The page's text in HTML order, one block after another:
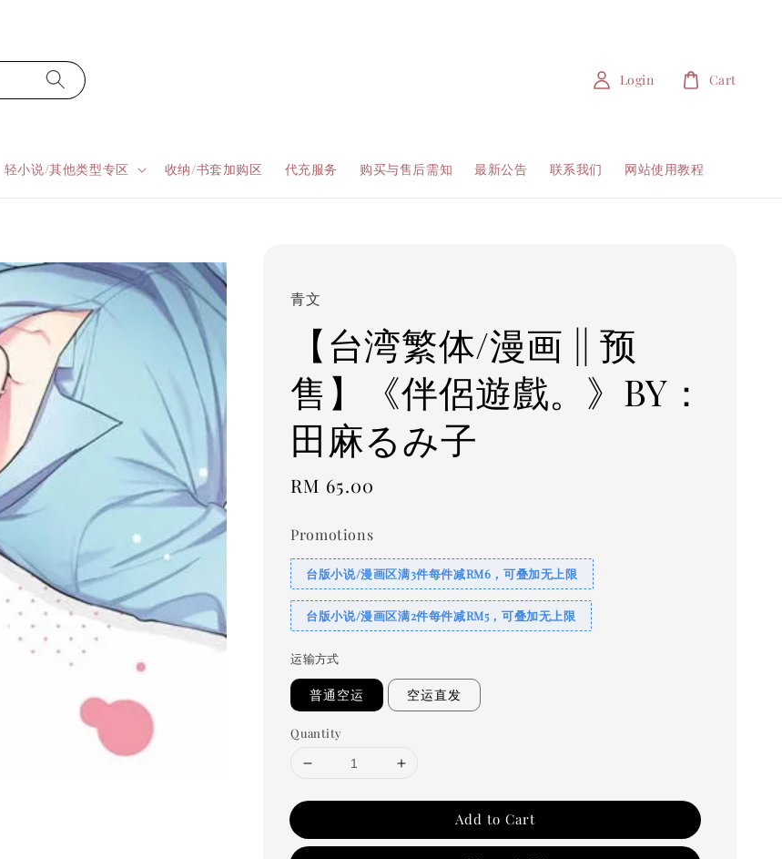
轻小说/其他类型专区 收纳/书套加购区 代充服务 购买与售后需知 最新公告 联系我们 网站使用教程
Login Cart
青文
【台湾繁体/漫画 || 预
售】《伴侶遊戲。》BY：
田麻るみ子
Regular
RM 65.00
Promotions
台版小说/漫画区满3件每件减RM6，可叠加无上限
台版小说/漫画区满2件每件减RM5，可叠加无上限
运输方式
普通空运 空运直发
Quantity
Add to Cart